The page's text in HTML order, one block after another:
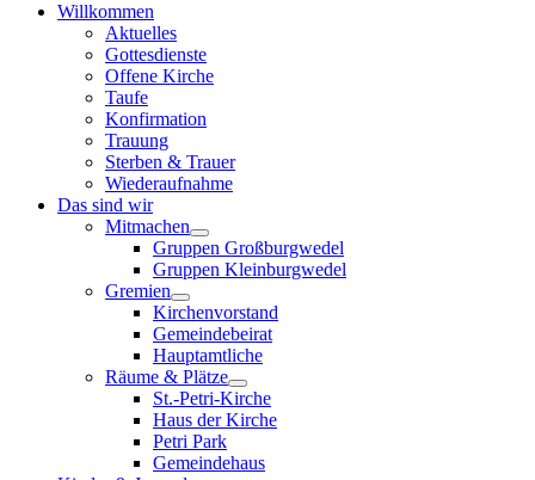
Willkommen
Aktuelles
Gottesdienste
Offene Kirche
Taufe
Konfirmation
Trauung
Sterben & Trauer
Wiederaufnahme
Das sind wir
Mitmachen
Gruppen Großburgwedel
Gruppen Kleinburgwedel
Gremien
Kirchenvorstand
Gemeindebeirat
Hauptamtliche
Räume & Plätze
St.-Petri-Kirche
Haus der Kirche
Petri Park
Gemeindehaus